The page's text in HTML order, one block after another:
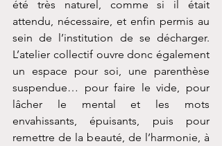
été très naturel, comme si il était
attendu, nécessaire, et enfin permis au
sein de l’institution de se décharger.
L’atelier collectif ouvre donc également
un espace pour soi, une parenthèse
suspendue… pour faire le vide, pour
lâcher le mental et les mots
envahissants, épuisants, puis pour
remettre de la beauté, de l’harmonie, à